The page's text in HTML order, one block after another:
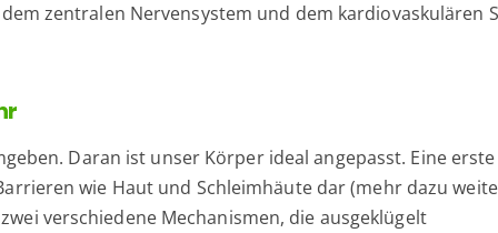
zentralen Nervensystem und dem kardiovaskulären
Daran ist unser Körper ideal angepasst. Eine
wie Haut und Schleimhäute dar (mehr dazu
verschiedene Mechanismen, die ausgeklügelt